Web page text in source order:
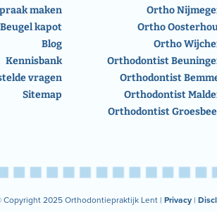
maken
Beugel kapot
Blog
Kennisbank
vragen
Sitemap
Ortho
Ortho
Ortho
Orthodontist
Orthodontist
Orthodontist
Orthodontist
Copyright 2025 Orthodontiepraktijk Lent | Privacy |